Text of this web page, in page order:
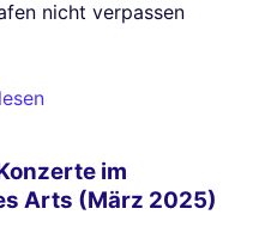
nicht verpassen
im
Arts (März 2025)